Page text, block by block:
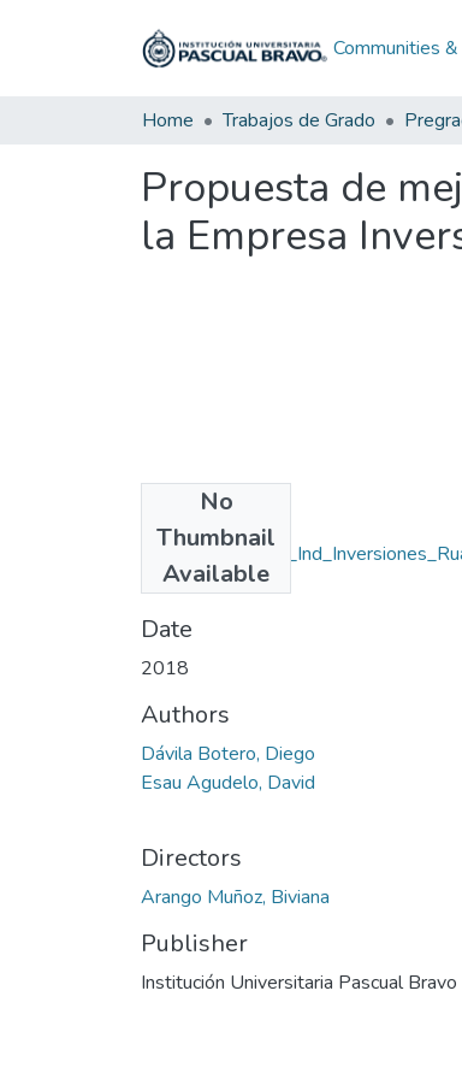
Communities
Home Trabajos de Grado
Propuesta de
la Empresa
No
Thumbnail
Available
MB)
Date
2018
Authors
Dávila Botero, Diego
Esau Agudelo, David
Directors
Arango Muñoz, Biviana
Publisher
Institución Universitaria Pascual Bravo